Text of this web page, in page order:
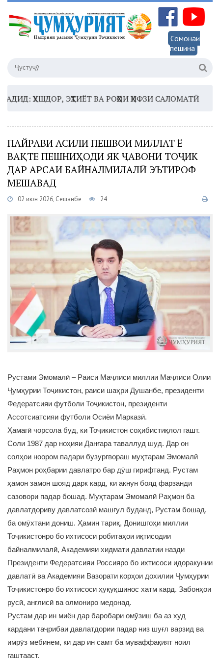
Сомонаи
пешина
ҲУШДОР, ЭҲТИЁТ ВА РОҲҲОИ ҲИФЗИ САЛОМАТӢ16:35
ПАЙРАВИ АСИЛИ ПЕШВОИ МИЛЛАТ Ё
ВАҚТЕ ПЕШНИҲОДИ ЯК ҶАВОНИ ТОҶИК
ДАР АРСАИ БАЙНАЛМИЛАЛӢ ЭЪТИРОФ
МЕШАВАД
02 июн 2026, Сешанбе 24
Рустами Эмомалӣ – Раиси Маҷлиси миллии Маҷлиси Олии
Ҷумҳурии Тоҷикистон, раиси шаҳри Душанбе, президенти
Федератсияи футболи Тоҷикистон, президенти
Ассотсиатсияи футболи Осиёи Марказӣ.
Ҳамагӣ чорсола буд, ки Тоҷикистон соҳибистиқлол гашт.
Соли 1987 дар ноҳияи Данғара таваллуд шуд. Дар он
солҳои ноором падари бузургвораш муҳтарам Эмомалӣ
Раҳмон роҳбарии давлатро бар дӯш гирифтанд. Рустам
ҳамон замон шояд дарк кард, ки акнун бояд фарзанди
сазовори падар бошад. Муҳтарам Эмомалӣ Раҳмон ба
давлатдориву давлатсозӣ машғул буданд, Рустам бошад,
ба омӯхтани дониш. Ҳамин тариқ, Донишгоҳи миллии
Тоҷикистонро бо ихтисоси робитаҳои иқтисодии
байналмилалӣ, Академияи хидмати давлатии назди
Президенти Федератсияи Россияро бо ихтисоси идоракунии
давлатӣ ва Академияи Вазорати корҳои дохилии Ҷумҳурии
Тоҷикистонро бо ихтисоси ҳуқуқшинос хатм кард. Забонҳои
русӣ, англисӣ ва олмониро медонад.
Рустам дар ин миён дар баробари омӯзиш ба аз худ
кардани таҷрибаи давлатдории падар низ шуғл варзид ва
имрӯз мебинем, ки дар ин самт ба муваффақият ноил
гаштааст.